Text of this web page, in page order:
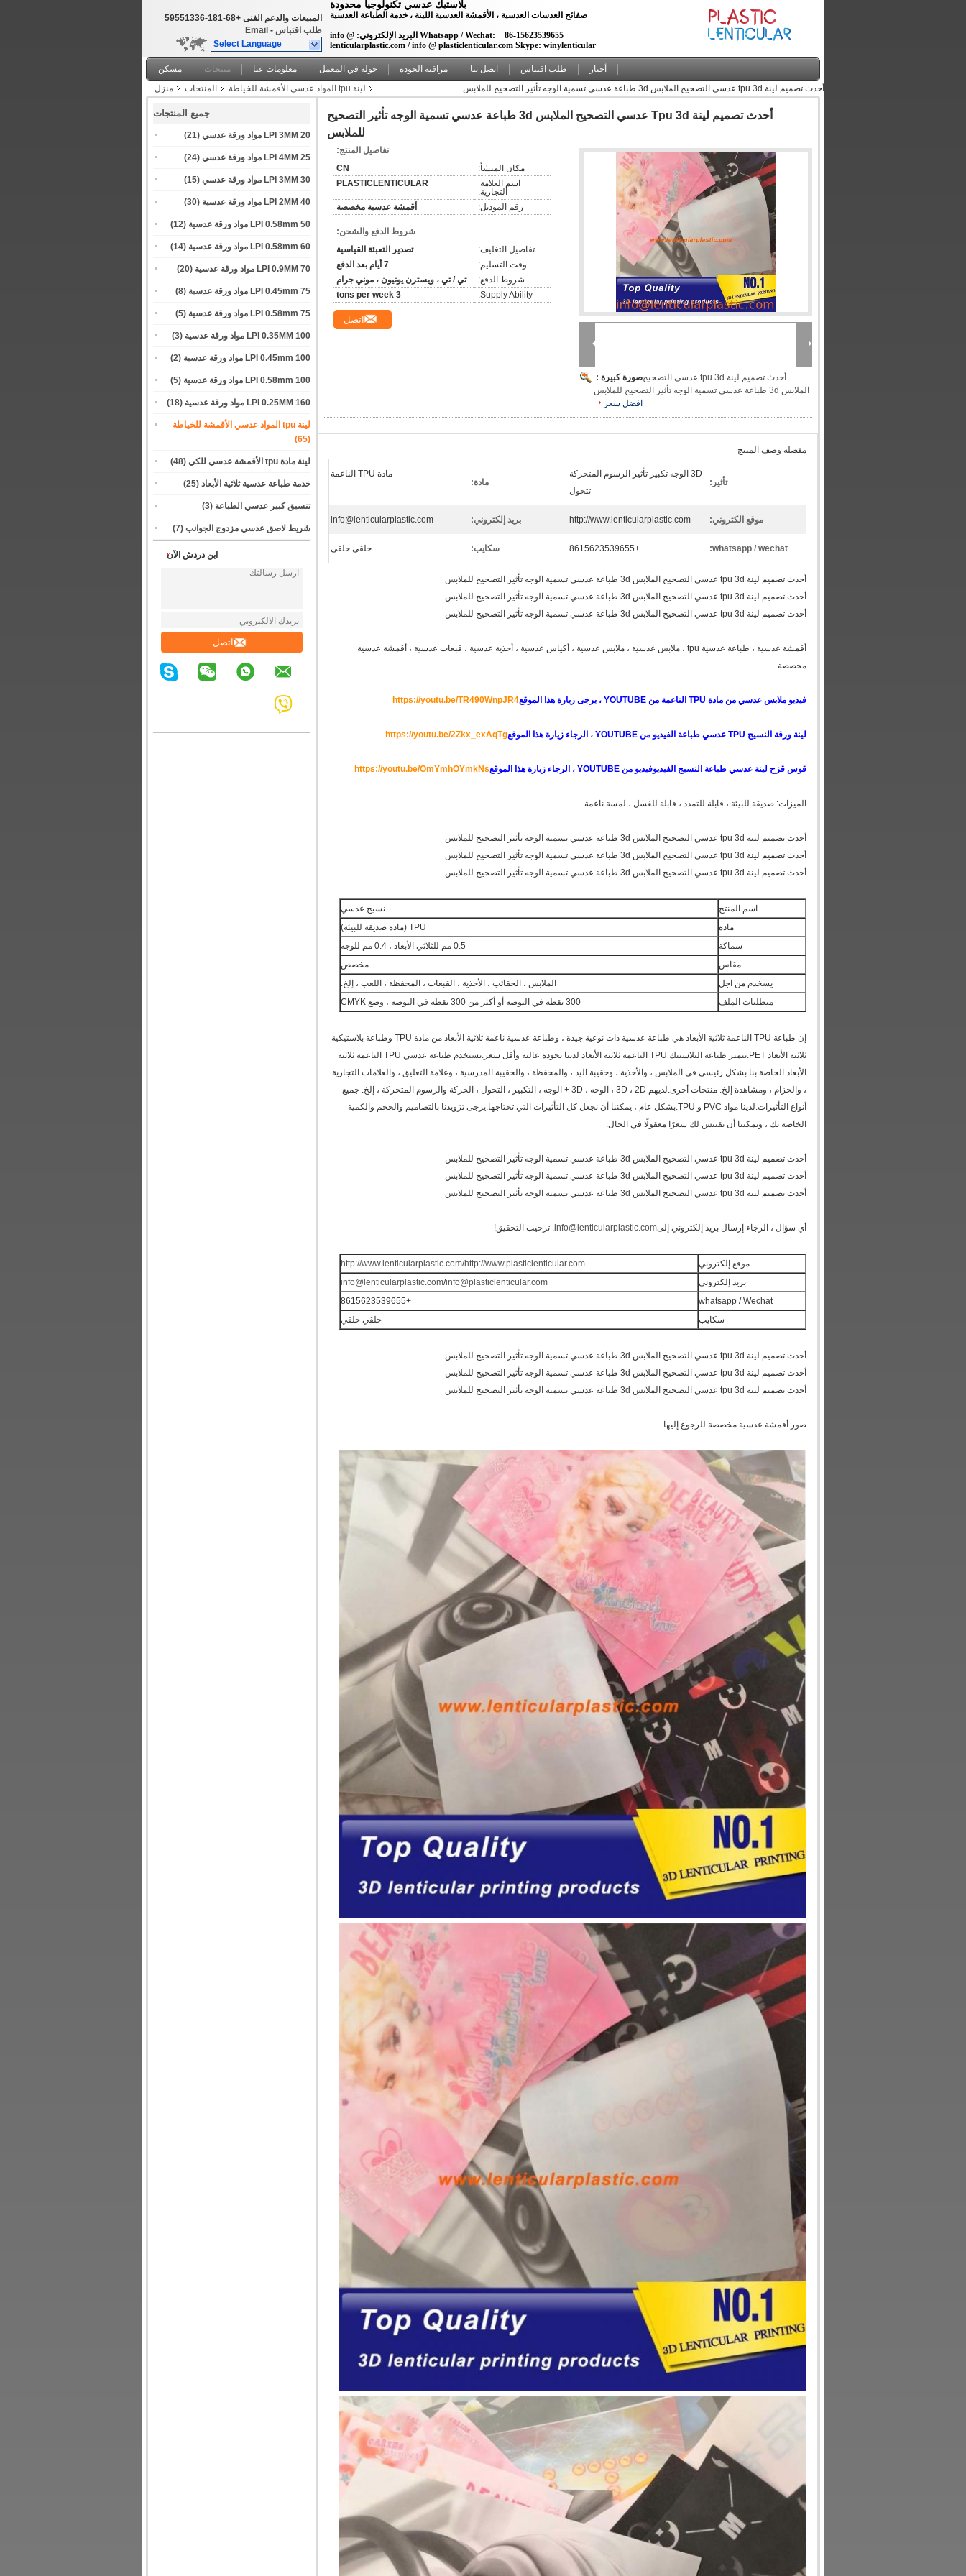
بلاستيك عدسي تكنولوجيا محدودة
صفائح العدسات العدسية ، الأقمشة العدسية اللينة ، خدمة الطباعة العدسية
Whatsapp / Wechat: + 86-15623539655 البريد الإلكتروني: info @
lenticularplastic.com / info @ plasticlenticular.com Skype: winylenticular
المبيعات والدعم الفنى +86-181-63315595
طلب اقتباس -
Email
Select Language
مسكن منتجات معلومات عنا جولة في المعمل مراقبة الجودة اتصل بنا طلب اقتباس
أخبار
منزل
المنتجات لينة tpu المواد عدسي الأقمشة للخياطة أحدث تصميم لينة tpu 3d عدسي التصحيح الملابس 3d طباعة عدسي تسمية الوجه تأثير التصحيح للملابس
جميع المنتجات
20 LPI 3MM مواد ورقة عدسي (21)
25 LPI 4MM مواد ورقة عدسي (24)
30 LPI 3MM مواد ورقة عدسي (15)
40 LPI 2MM مواد ورقة عدسية (30)
50 LPI 0.58mm مواد ورقة عدسية (12)
60 LPI 0.58mm مواد ورقة عدسية (14)
70 LPI 0.9MM مواد ورقة عدسية (20)
75 LPI 0.45mm مواد ورقة عدسية (8)
75 LPI 0.58mm مواد ورقة عدسية (5)
100 LPI 0.35MM مواد ورقة عدسية (3)
100 LPI 0.45mm مواد ورقة عدسية (2)
100 LPI 0.58mm مواد ورقة عدسية (5)
160 LPI 0.25MM مواد ورقة عدسية (18)
لينة tpu المواد عدسي الأقمشة للخياطة
(65)
لينة مادة tpu الأقمشة عدسي للكي (48)
خدمة طباعة عدسية ثلاثية الأبعاد (25)
تنسيق كبير عدسي الطباعة (3)
شريط لاصق عدسي مزدوج الجوانب (7)
ابن دردش الآن
اتصل
أحدث تصميم لينة Tpu 3d عدسي التصحيح الملابس 3d طباعة عدسي تسمية الوجه تأثير التصحيح
للملابس
صورة كبيرة :أحدث تصميم لينة tpu 3d عدسي التصحيح
الملابس 3d طباعة عدسي تسمية الوجه تأثير التصحيح للملابس
افضل سعر
تفاصيل المنتج:
مكان المنشأ:
CN
التجارية:
PLASTICLENTICULAR
رقم الموديل: أقمشة عدسية مخصصة
شروط الدفع والشحن:
تفاصيل التغليف:
تصدير التعبئة القياسية
وقت التسليم:
7 أيام بعد الدفع
شروط الدفع:
تي / تي ، ويسترن يونيون ، موني جرام
Supply Ability:
3 tons per week
اتصل
مفصلة وصف المنتج
تأثير:
3D الوجه تكبير تأثير الرسوم المتحركة
تتحول
مادة:
مادة TPU الناعمة
موقع الكتروني: http://www.lenticularplastic.com بريد إلكتروني: info@lenticularplastic.com
whatsapp / wechat:
+8615623539655 سكايب: حلقي حلقي
أحدث تصميم لينة tpu 3d عدسي التصحيح الملابس 3d طباعة عدسي تسمية الوجه تأثير التصحيح للملابس
أحدث تصميم لينة tpu 3d عدسي التصحيح الملابس 3d طباعة عدسي تسمية الوجه تأثير التصحيح للملابس
أحدث تصميم لينة tpu 3d عدسي التصحيح الملابس 3d طباعة عدسي تسمية الوجه تأثير التصحيح للملابس
أقمشة عدسية ، طباعة عدسية tpu ، ملابس عدسية ، ملابس عدسية ، أكياس عدسية ، أحذية عدسية ، قبعات عدسية ، أقمشة عدسية
مخصصة
فيديو ملابس عدسي من مادة TPU الناعمة من YOUTUBE ، يرجى زيارة هذا الموقع https://youtu.be/TR490WnpJR4
لينة ورقة النسيج TPU عدسي طباعة الفيديو من YOUTUBE ، الرجاء زيارة هذا الموقع https://youtu.be/2Zkx_exAqTg
قوس قزح لينة عدسي طباعة النسيج الفيديوفيديو من YOUTUBE ، الرجاء زيارة هذا الموقع https://youtu.be/OmYmhOYmkNs
الميزات: صديقة للبيئة ، قابلة للتمدد ، قابلة للغسل ، لمسة ناعمة
أحدث تصميم لينة tpu 3d عدسي التصحيح الملابس 3d طباعة عدسي تسمية الوجه تأثير التصحيح للملابس
أحدث تصميم لينة tpu 3d عدسي التصحيح الملابس 3d طباعة عدسي تسمية الوجه تأثير التصحيح للملابس
أحدث تصميم لينة tpu 3d عدسي التصحيح الملابس 3d طباعة عدسي تسمية الوجه تأثير التصحيح للملابس
اسم المنتج
نسيج عدسي
مادة
TPU (مادة صديقة للبيئة)
سماكة
0.5 مم للثلاثي الأبعاد ، 0.4 مم للوجه
مقاس
مخصص
يسخدم من اجل
الملابس ، الحقائب ، الأحذية ، القبعات ، المحفظة ، اللعب ، إلخ.
متطلبات الملف
300 نقطة في البوصة أو أكثر من 300 نقطة في البوصة ، وضع CMYK
إن طباعة TPU الناعمة ثلاثية الأبعاد هي طباعة عدسية ذات نوعية جيدة ، وطباعة عدسية ناعمة ثلاثية الأبعاد من مادة TPU وطباعة بلاستيكية
ثلاثية الأبعاد PET.تتميز طباعة البلاستيك TPU الناعمة ثلاثية الأبعاد لدينا بجودة عالية وأقل سعر.تستخدم طباعة عدسي TPU الناعمة ثلاثية
الأبعاد الخاصة بنا بشكل رئيسي في الملابس ، والأحذية ، وحقيبة اليد ، والمحفظة ، والحقيبة المدرسية ، وعلامة التعليق ، والعلامات التجارية
، والحزام ، ومشاهدة إلخ. منتجات أخرى.لديهم 3D ، 2D ، الوجه ، 3D + الوجه ، التكبير ، التحول ، الحركة والرسوم المتحركة ، إلخ. جميع
أنواع التأثيرات.لدينا مواد PVC و TPU.بشكل عام ، يمكننا أن نجعل كل التأثيرات التي تحتاجها.يرجى تزويدنا بالتصاميم والحجم والكمية
الخاصة بك ، ويمكننا أن نقتبس لك سعرًا معقولًا في الحال.
أحدث تصميم لينة tpu 3d عدسي التصحيح الملابس 3d طباعة عدسي تسمية الوجه تأثير التصحيح للملابس
أحدث تصميم لينة tpu 3d عدسي التصحيح الملابس 3d طباعة عدسي تسمية الوجه تأثير التصحيح للملابس
أحدث تصميم لينة tpu 3d عدسي التصحيح الملابس 3d طباعة عدسي تسمية الوجه تأثير التصحيح للملابس
أي سؤال ، الرجاء إرسال بريد إلكتروني إلىinfo@lenticularplastic.com. ترحيب التحقيق!
موقع إلكتروني http://www.lenticularplastic.com/http://www.plasticlenticular.com
بريد إلكتروني
info@lenticularplastic.com/info@plasticlenticular.com
whatsapp / Wechat
+8615623539655
سكايب
حلقي حلقي
أحدث تصميم لينة tpu 3d عدسي التصحيح الملابس 3d طباعة عدسي تسمية الوجه تأثير التصحيح للملابس
أحدث تصميم لينة tpu 3d عدسي التصحيح الملابس 3d طباعة عدسي تسمية الوجه تأثير التصحيح للملابس
أحدث تصميم لينة tpu 3d عدسي التصحيح الملابس 3d طباعة عدسي تسمية الوجه تأثير التصحيح للملابس
صور أقمشة عدسية مخصصة للرجوع إليها.